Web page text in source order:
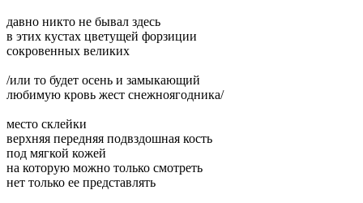
давно никто не бывал здесь
в этих кустах цветущей форзиции
сокровенных великих
/или то будет осень и замыкающий
любимую кровь жест снежноягодника/
место склейки
верхняя передняя подвздошная кость
под мягкой кожей
на которую можно только смотреть
нет только ее представлять